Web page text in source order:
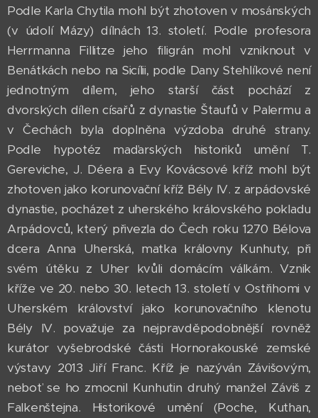
Podle Karla Chytila mohl být zhotoven v mosánských
(v údolí Mázy) dílnách 13. století. Podle profesora
Herrmanna Fillitze jeho filigrán mohl vzniknout v
Benátkách nebo na Sicílii, podle Dany Stehlíkové není
jednotným dílem, jeho starší část pochází z
dvorských dílen císařů z dynastie Štaufů v Palermu a
v Čechách byla doplněna výzdoba druhé strany.
Podle hypotéz maďarských historiků umění T.
Gereviche, J. Déera a Evy Kovácsové kříž mohl být
zhotoven jako korunovační kříž Bély IV. z arpádovské
dynastie, pocházet z uherského královského pokladu
Arpádovců, který přivezla do Čech roku 1270 Bélova
dcera Anna Uherská, matka královny Kunhuty, při
svém útěku z Uher kvůli domácím válkám. Vznik
kříže ve 20. nebo 30. letech 13. století v Ostřihomi v
Uherském království jako korunovačního klenotu
Bély IV. považuje za nejpravděpodobnější rovněž
kurátor vyšebrodské části Hornorakouské zemské
výstavy 2013 Jiří Franc. Kříž je nazýván Závišovým,
neboť se ho zmocnil Kunhutin druhý manžel Záviš z
Falkenštejna. Historikové umění (Poche, Kuthan,